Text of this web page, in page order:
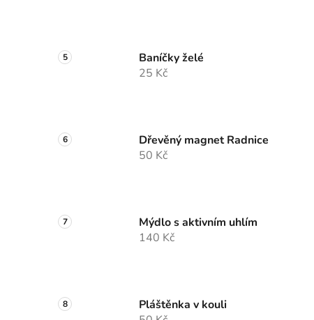
Baníčky želé
25 Kč
Dřevěný magnet Radnice
50 Kč
Mýdlo s aktivním uhlím
140 Kč
Pláštěnka v kouli